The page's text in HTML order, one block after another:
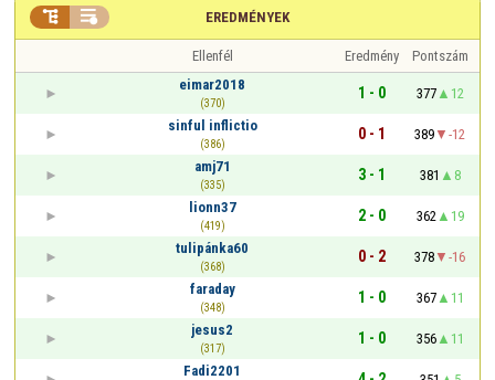
EREDMÉNYEK
 
Ellenfél Eredmény
Pontszám
eimar2018
(370)
1 - 0 377
12
sinful inflictio
(386)
0 - 1 389
-12
amj71
(335)
3 - 1 381
8
lionn37
(419)
2 - 0 362
19
tulipánka60
(368)
0 - 2 378
-16
faraday
(348)
1 - 0 367
11
jesus2
(317)
1 - 0 356
11
Fadi2201